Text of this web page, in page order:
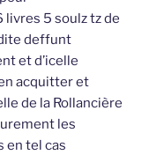
livres 5 soulz tz de
deffunt
et d’icelle
acquitter et
de la Rollancière
les
en tel cas